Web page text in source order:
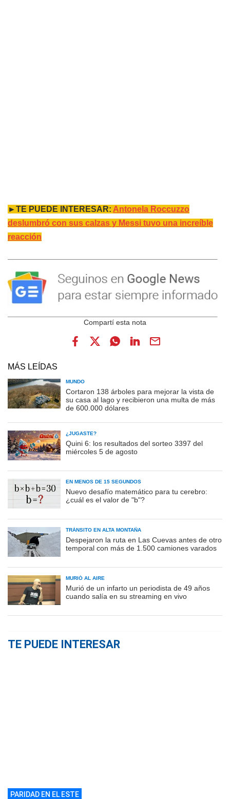
►TE PUEDE INTERESAR: Antonela Roccuzzo
deslumbró con sus calzas y Messi tuvo una increíble
reacción
MÁS LEÍDAS
MUNDO
Cortaron 138 árboles para mejorar la vista de
su casa al lago y recibieron una multa de más
de 600.000 dólares
¿JUGASTE?
Quini 6: los resultados del sorteo 3397 del
miércoles 5 de agosto
EN MENOS DE 15 SEGUNDOS
Nuevo desafío matemático para tu cerebro:
¿cuál es el valor de "b"?
TRÁNSITO EN ALTA MONTAÑA
Despejaron la ruta en Las Cuevas antes de otro
temporal con más de 1.500 camiones varados
MURIÓ AL AIRE
Murió de un infarto un periodista de 49 años
cuando salía en su streaming en vivo
TE PUEDE INTERESAR
PARIDAD EN EL ESTE